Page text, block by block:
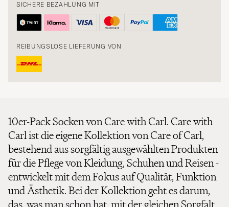
SICHERE BEZAHLUNG MIT
REIBUNGSLOSE LIEFERUNG VON
10er-Pack Socken von Care with Carl. Care with
Carl ist die eigene Kollektion von Care of Carl,
bestehend aus sorgfältig ausgewählten Produkten
für die Pflege von Kleidung, Schuhen und Reisen -
entwickelt mit dem Fokus auf Qualität, Funktion
und Ästhetik. Bei der Kollektion geht es darum,